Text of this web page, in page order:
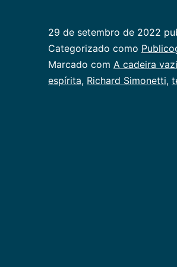
29 de setembro de 2022
Categorizado como
Marcado com A cadeira
espírita, Richard Simonetti,